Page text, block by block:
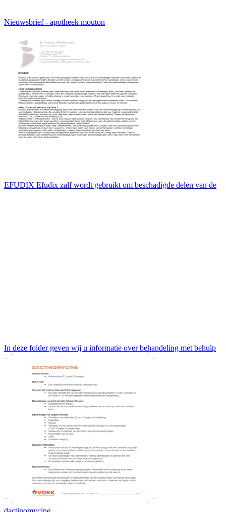
Nieuwsbrief - apotheek mouton
EFUDIX Efudix zalf wordt gebruikt om beschadigde delen van de
In deze folder geven wij u informatie over behandeling met behulp